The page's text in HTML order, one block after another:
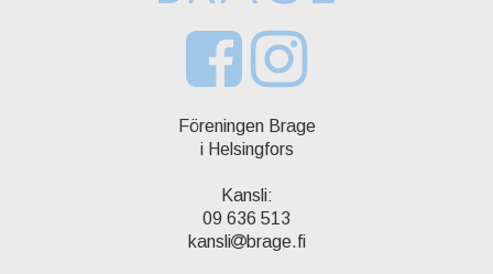
Föreningen Brage
i Helsingfors
Kansli:
09 636 513
kansli
brage.fi